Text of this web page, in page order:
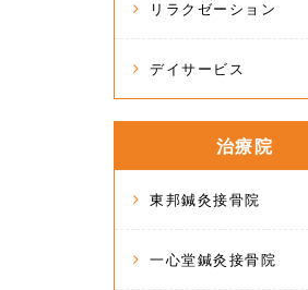
リラクゼーション
デイサービス
治療院
東邦鍼灸接骨院
一心堂鍼灸接骨院